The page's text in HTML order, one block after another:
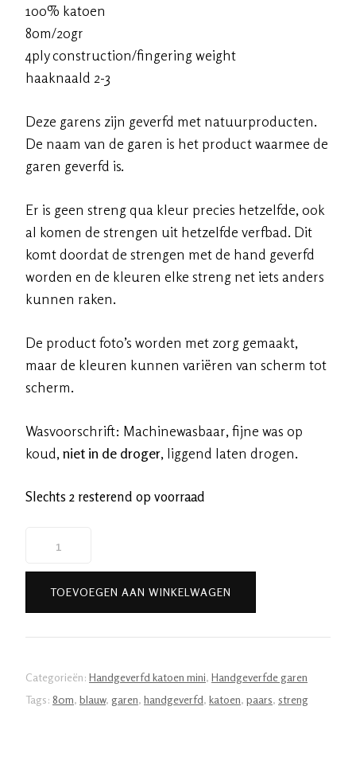
100% katoen
80m/20gr
4ply construction/fingering weight
haaknaald 2-3
Deze garens zijn geverfd met natuurproducten.
De naam van de garen is het product waarmee de
garen geverfd is.
Er is geen streng qua kleur precies hetzelfde, ook
al komen de strengen uit hetzelfde verfbad. Dit
komt doordat de strengen met de hand geverfd
worden en de kleuren elke streng net iets anders
kunnen raken.
De product foto’s worden met zorg gemaakt,
maar de kleuren kunnen variëren van scherm tot
scherm.
Wasvoorschrift: Machinewasbaar, fijne was op
koud, niet in de droger, liggend laten drogen.
Slechts 2 resterend op voorraad
aantal
TOEVOEGEN AAN WINKELWAGEN
Categorieën: Handgeverfd katoen mini, Handgeverfde garen
Tags: 80m, blauw, garen, handgeverfd, katoen, paars, streng